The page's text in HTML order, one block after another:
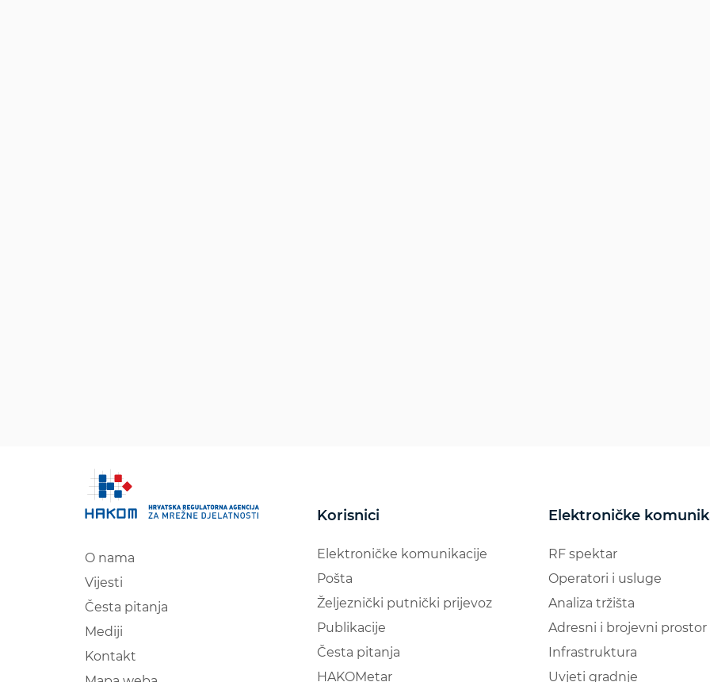
O nama
Vijesti
Česta pitanja
Mediji
Kontakt
Korisnici
Elektroničke komunikacije
Pošta
Željeznički putnički prijevoz
Publikacije
Česta pitanja
HAKOMetar
Elektroničke
RF spektar
Operatori i usluge
Analiza tržišta
Adresni i brojevni prostor
Infrastruktura
Uvjeti gradnje